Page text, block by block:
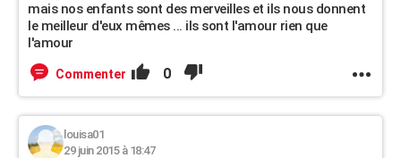
mais nos enfants sont des merveilles et ils nous donnent
le meilleur d'eux mêmes ... ils sont l'amour rien que
l'amour
Commenter 0
louisa01
29 juin 2015 à 18:47